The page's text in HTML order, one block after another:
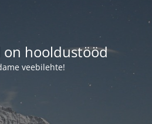
on hooldustööd
veebilehte!